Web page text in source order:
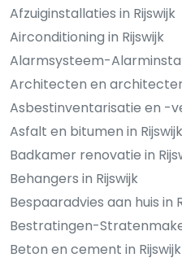
Afzuiginstallaties in Rijswijk
Airconditioning in Rijswijk
Alarmsysteem-
Architecten en
Asbestinventarisatie en -
Asfalt en bitumen in Rijswijk
Badkamer renovatie in
Behangers in Rijswijk
Bespaaradvies aan huis in
Bestratingen-
Beton en cement in Rijswijk